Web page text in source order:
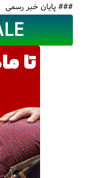
### پایان خبر رسمی